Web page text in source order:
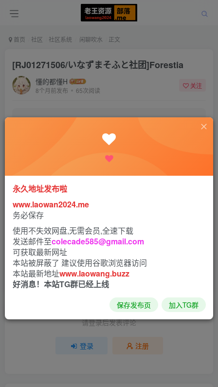
首页 社区 社区系统 闲聊吹水 正文
[RJ01271506/いなずまそふと社团]Forestia
懂的都懂H
8个月前发布 65次阅读
关注
登录后继续查看
SLG类游戏
评分
欢迎为他评分
请登录后发表评论
登录 注册
永久地址发布啦
www.laowan2024.me
务必保存
使用不失效网盘,无需会员,全速下载
发送邮件至colecade585@gmail.com
可获取最新网址
本站被屏蔽了 建议使用谷歌浏览器访问
本站最新地址www.laowang.buzz
好消息！本站TG群已经上线
保存发布页 加入TG群